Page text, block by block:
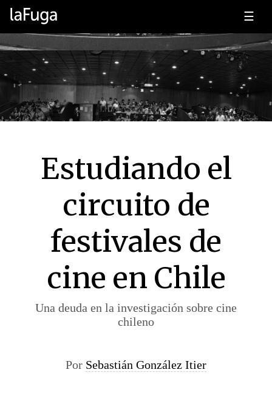
☰
Estudiando el
circuito de
festivales de
cine en Chile
Una deuda en la investigación sobre cine
chileno
Por Sebastián González Itier